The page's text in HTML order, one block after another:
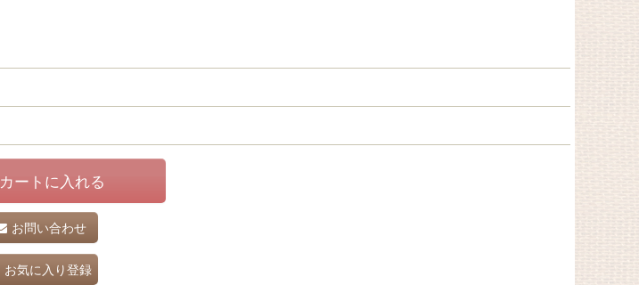
カートに入れる
お問い合わせ
お気に入り登録